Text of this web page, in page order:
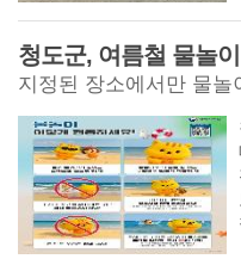
청도군, 여름철 물놀